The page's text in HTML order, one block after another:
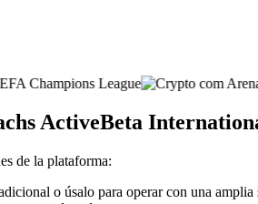
ActiveBeta
de la plataforma:
o úsalo para operar con una amplia